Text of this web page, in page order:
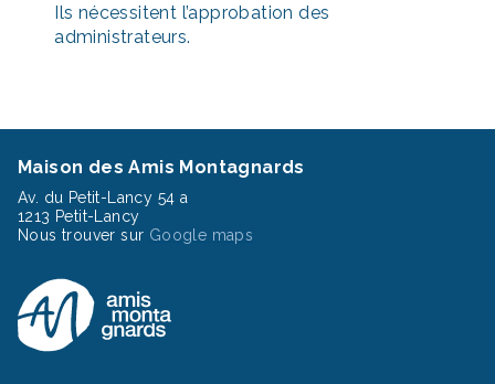
Ils nécessitent l’approbation des
administrateurs.
Maison des Amis Montagnards
Av. du Petit-Lancy 54 a
1213 Petit-Lancy
Nous trouver sur Google maps